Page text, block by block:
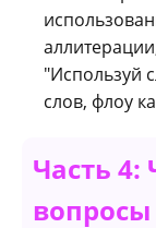
"Используй
слов, флоу
Часть 4:
вопросы